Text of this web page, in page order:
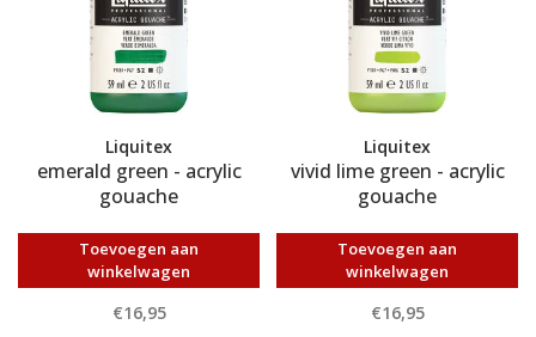
Liquitex
emerald green - acrylic
gouache
Toevoegen aan
winkelwagen
€16,95
Liquitex
vivid lime green - acrylic
gouache
Toevoegen aan
winkelwagen
€16,95